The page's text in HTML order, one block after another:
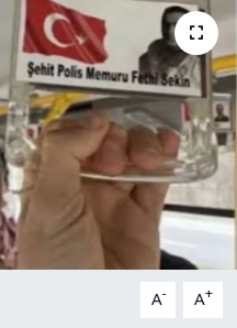
A- A+